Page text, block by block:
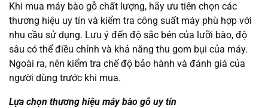
Khi mua máy bào gỗ chất lượng, hãy ưu tiên chọn các
thương hiệu uy tín và kiểm tra công suất máy phù hợp với
nhu cầu sử dụng. Lưu ý đến độ sắc bén của lưỡi bào, độ
sâu có thể điều chỉnh và khả năng thu gom bụi của máy.
Ngoài ra, nên kiểm tra chế độ bảo hành và đánh giá của
người dùng trước khi mua.
Lựa chọn thương hiệu máy bào gỗ uy tín